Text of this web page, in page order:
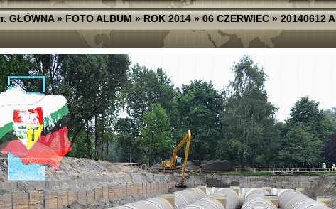
GŁÓWNA»FOTO ALBUM»ROK 2014»06 CZERWIEC»20140612 A